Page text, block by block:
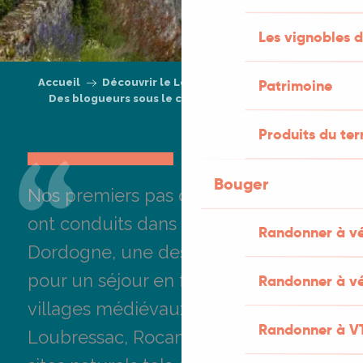
Les vignobles
Patrimoine
Produits du
Bouger
Randonner à
Randonner à
Randonner à
Accueil Découvrir le Lot
Ils aiment le Lot
Des blogueurs sous le charme
Nos premiers pas dans le Lot nous
ont conduits dans la Vallée de la
Dordogne, une destination parfaite
pour un séjour en famille. Entre
villages médiévaux comme
Loubressac, Rocamadour et Martel,